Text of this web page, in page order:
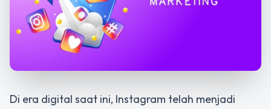
Di era digital saat ini, Instagram telah menjadi